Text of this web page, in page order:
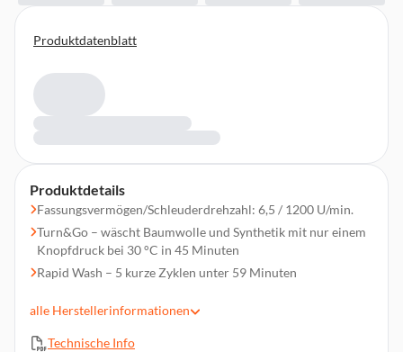
Produktdetails
Fassungsvermögen/Schleuderdrehzahl: 6,5 / 1200 U/min.
Turn&Go – wäscht Baumwolle und Synthetik mit nur einem
Knopfdruck bei 30 °C in 45 Minuten
Rapid Wash – 5 kurze Zyklen unter 59 Minuten
Automatische Trommelpositionierung
Extra Waschen, Bügelleicht-Option, Energy Saver
alle Herstellerinformationen
Technische Info
Produktdatenblatt